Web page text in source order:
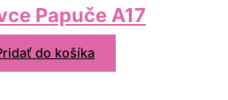
Papuče A17
do košíka